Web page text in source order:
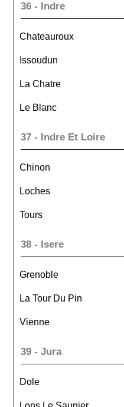
36 - Indre
Chateauroux
Issoudun
La Chatre
Le Blanc
37 - Indre Et Loire
Chinon
Loches
Tours
38 - Isere
Grenoble
La Tour Du Pin
Vienne
39 - Jura
Dole